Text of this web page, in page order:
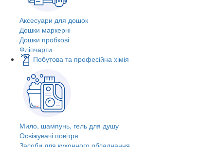
Аксесуари для дошок
Дошки маркерні
Дошки пробкові
Фліпчарти
Побутова та професійна хімія
Мило, шампунь, гель для душу
Освіжувачі повітря